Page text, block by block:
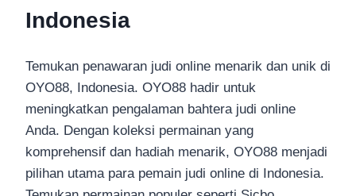
Indonesia
Temukan penawaran judi online menarik dan unik di
OYO88, Indonesia. OYO88 hadir untuk
meningkatkan pengalaman bahtera judi online
Anda. Dengan koleksi permainan yang
komprehensif dan hadiah menarik, OYO88 menjadi
pilihan utama para pemain judi online di Indonesia.